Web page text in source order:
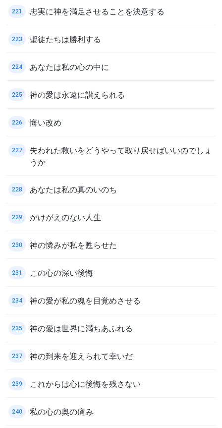
221 忠実に神を満足させることを決意する
223 聖徒たちは勝利する
224 あなたは私の心の中に
225 神の愛は永遠に讃えられる
226 悔い改め
227
失われた救いをどうやって取り戻せばいいのでしょ
うか
228 あなたは私の真のいのち
229 かけがえのない人生
230 神の憐みが私を甦らせた
231 この心の深い後悔
234 神の愛が私の魂を目覚めさせる
235 神の愛は世界に満ちあふれる
237 神の到来を迎えられて幸いだ
239 これからは心に後悔を残さない
240 私の心の奥の痛み